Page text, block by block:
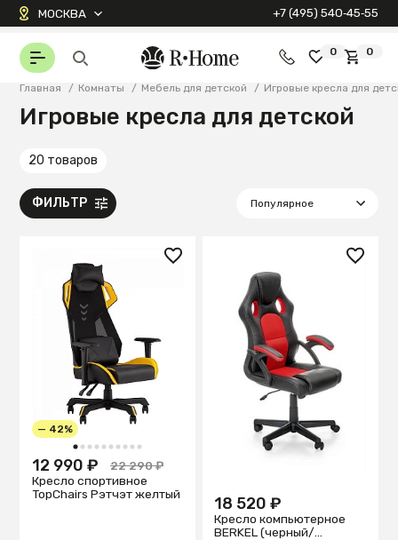
МОСКВА +7 (495) 540‑45‑55
0 0
Главная / Комнаты / Мебель для детской / Игровые кресла для
Игровые кресла для детской
20 товаров
ФИЛЬТР
1 2 3 4 5 6 7 8 9 10
— 42%
12 990 ₽
22 290 ₽
Кресло спортивное
TopChairs Рэтчэт желтый
18 520 ₽
Кресло компьютерное
BERKEL (черный/